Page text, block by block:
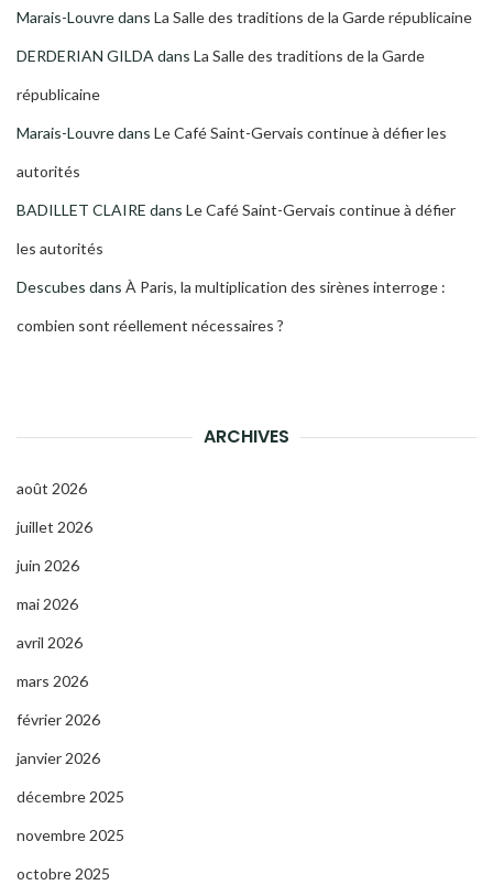
Marais-Louvredans La Salle des traditions de la Garde républicaine
DERDERIAN GILDA dans La Salle des traditions de la Garde
républicaine
Marais-Louvredans Le Café Saint-Gervais continue à défier les
autorités
BADILLET CLAIRE dans Le Café Saint-Gervais continue à défier
les autorités
Descubes dans À Paris, la multiplication des sirènes interroge :
combien sont réellement nécessaires ?
ARCHIVES
août 2026
juillet 2026
juin 2026
mai 2026
avril 2026
mars 2026
février 2026
janvier 2026
décembre 2025
novembre 2025
octobre 2025